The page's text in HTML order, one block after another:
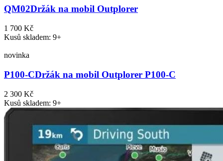
QM02Držák na mobil Outplorer
1 700 Kč
Kusů skladem: 9+
novinka
P100-CDržák na mobil Outplorer P100-C
2 300 Kč
Kusů skladem: 9+